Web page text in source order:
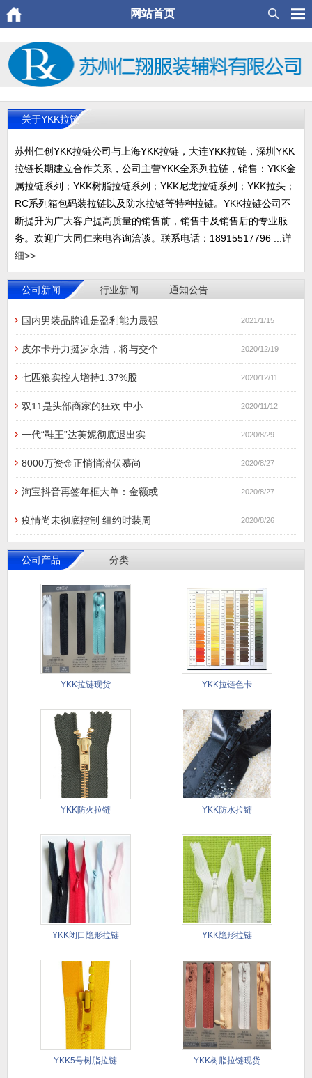
网站首页
关于YKK拉链
苏州仁创YKK拉链公司与上海YKK拉链，大连YKK拉链，深圳YKK
拉链长期建立合作关系，公司主营YKK全系列拉链，销售：YKK金
属拉链系列；YKK树脂拉链系列；YKK尼龙拉链系列；YKK拉头；
RC系列箱包码装拉链以及防水拉链等特种拉链。YKK拉链公司不
断提升为广大客户提高质量的销售前，销售中及销售后的专业服
务。欢迎广大同仁来电咨询洽谈。联系电话：18915517796 ... 详
细>>
公司新闻 行业新闻 通知公告
国内男装品牌谁是盈利能力最强 2021/1/15
皮尔卡丹力挺罗永浩，将与交个 2020/12/19
七匹狼实控人增持1.37%股 2020/12/11
双11是头部商家的狂欢 中小 2020/11/12
一代“鞋王”达芙妮彻底退出实 2020/8/29
8000万资金正悄悄潜伏慕尚 2020/8/27
淘宝抖音再签年框大单：金额或 2020/8/27
疫情尚未彻底控制 纽约时装周 2020/8/26
公司产品 分类
YKK拉链现货 YKK拉链色卡
YKK防火拉链 YKK防水拉链
YKK闭口隐形拉链 YKK隐形拉链
YKK5号树脂拉链 YKK树脂拉链现货